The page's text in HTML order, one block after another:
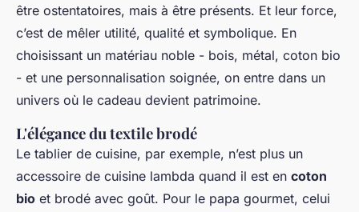
être ostentatoires, mais à être présents. Et leur force,
c’est de mêler utilité, qualité et symbolique. En
choisissant un matériau noble - bois, métal, coton bio
- et une personnalisation soignée, on entre dans un
univers où le cadeau devient patrimoine.
L'élégance du textile brodé
Le tablier de cuisine, par exemple, n’est plus un
accessoire de cuisine lambda quand il est en coton
bio et brodé avec goût. Pour le papa gourmet, celui